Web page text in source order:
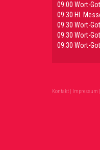
09.00 Wort-
09.30 HI.
09.30 Wort-
09.30 Wort-
09.30 Wort-
Kontakt | Impressum |